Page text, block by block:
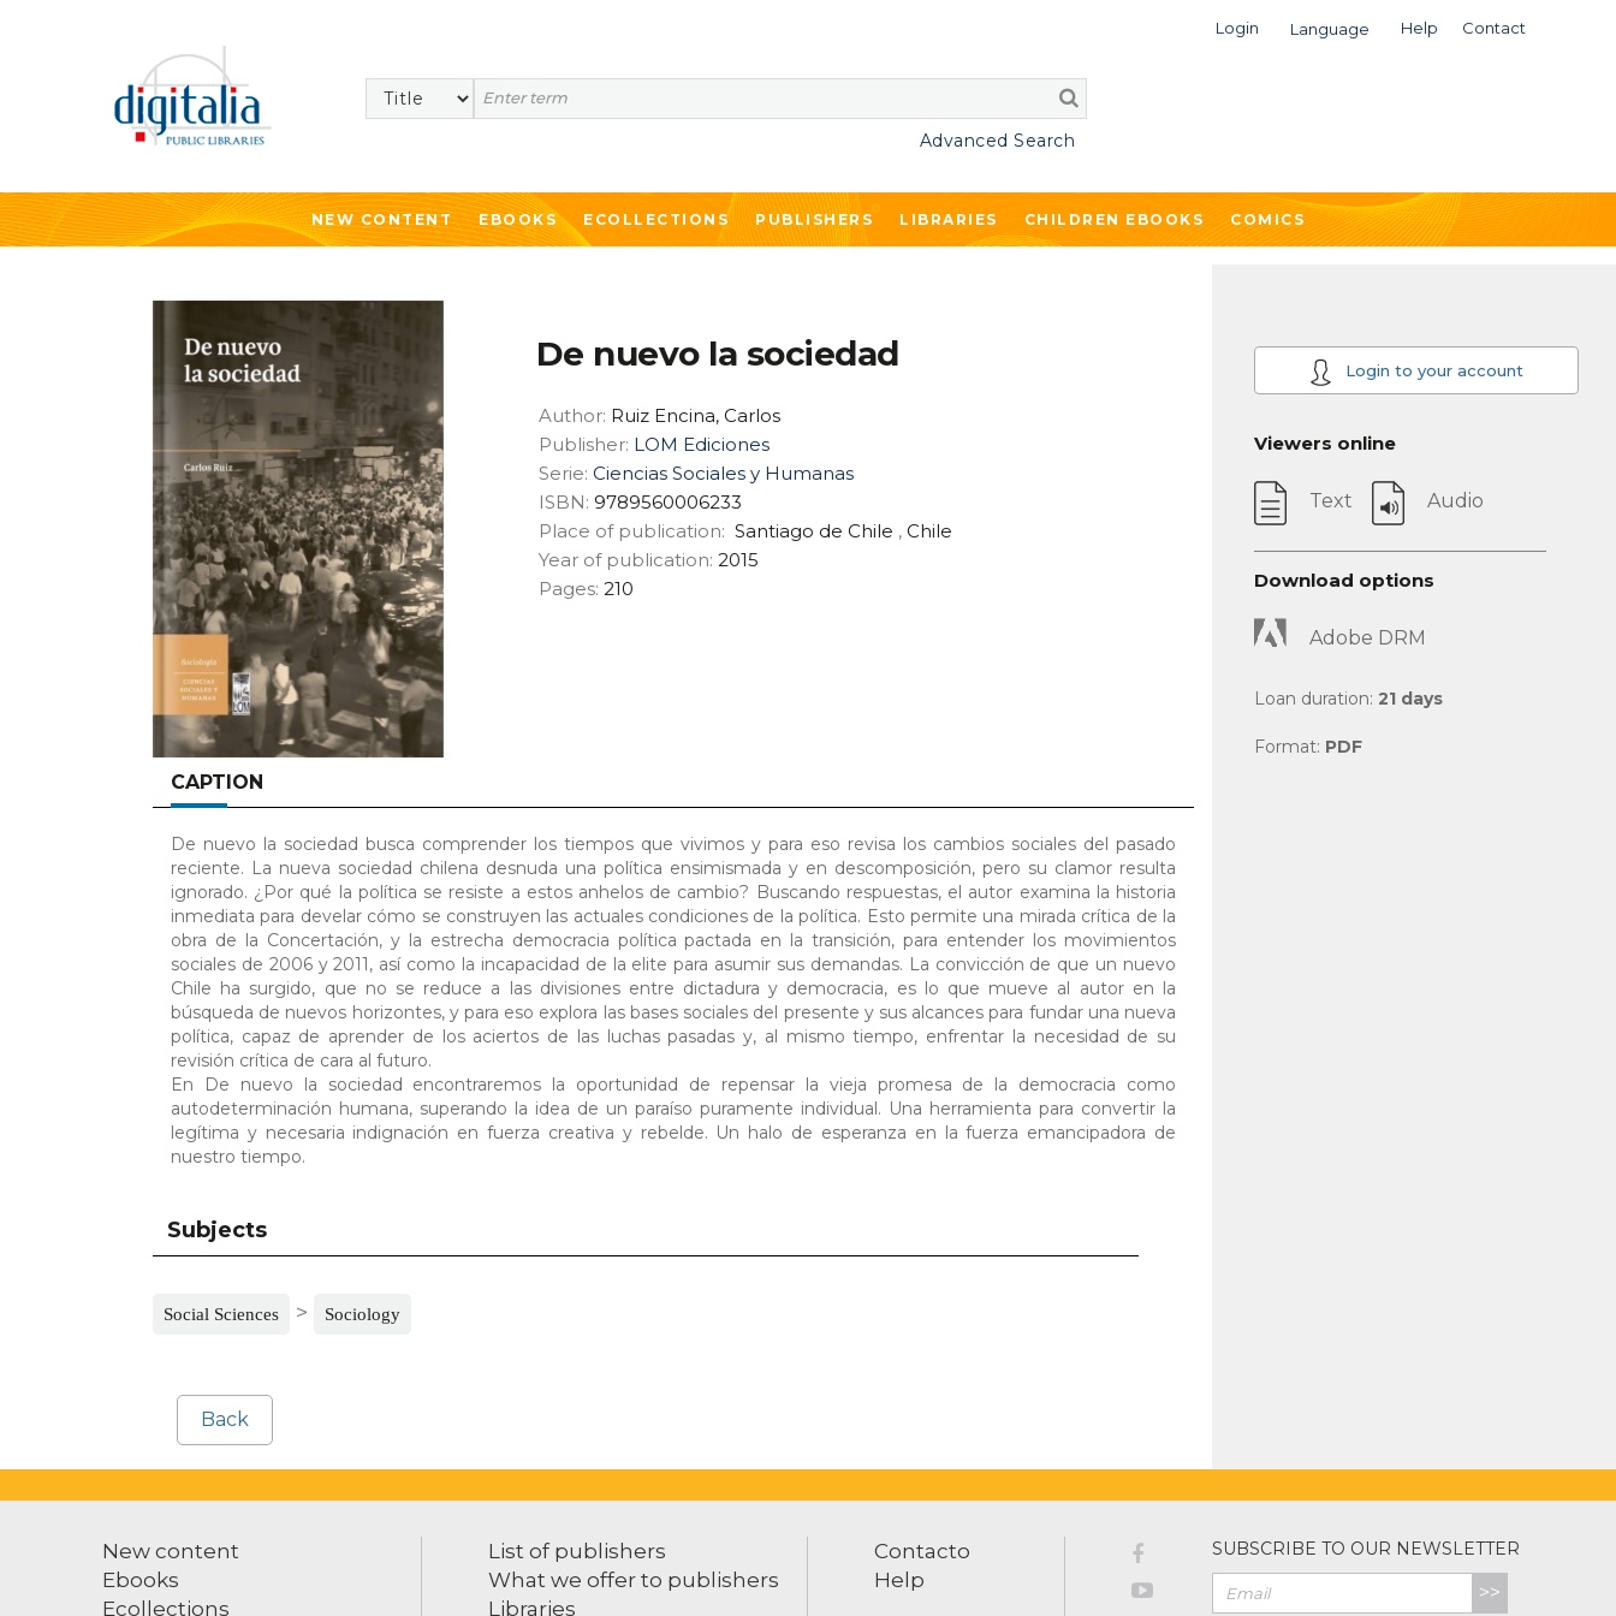
Login Language Help Contact
Search
Advanced Search
NEW CONTENT EBOOKS ECOLLECTIONS PUBLISHERS LIBRARIES CHILDREN EBOOKS COMICS
De nuevo la sociedad
Author: Ruiz Encina, Carlos
Publisher: LOM Ediciones
Serie: Ciencias Sociales y Humanas
ISBN: 9789560006233
Place of publication: Santiago de Chile , Chile
Year of publication: 2015
Pages: 210
CAPTION
De nuevo la sociedad busca comprender los tiempos que vivimos y para eso revisa los cambios sociales del pasado
reciente. La nueva sociedad chilena desnuda una política ensimismada y en descomposición, pero su clamor resulta
ignorado. ¿Por qué la política se resiste a estos anhelos de cambio? Buscando respuestas, el autor examina la historia
inmediata para develar cómo se construyen las actuales condiciones de la política. Esto permite una mirada crítica de la
obra de la Concertación, y la estrecha democracia política pactada en la transición, para entender los movimientos
sociales de 2006 y 2011, así como la incapacidad de la elite para asumir sus demandas. La convicción de que un nuevo
Chile ha surgido, que no se reduce a las divisiones entre dictadura y democracia, es lo que mueve al autor en la
búsqueda de nuevos horizontes, y para eso explora las bases sociales del presente y sus alcances para fundar una nueva
política, capaz de aprender de los aciertos de las luchas pasadas y, al mismo tiempo, enfrentar la necesidad de su
revisión crítica de cara al futuro.
En De nuevo la sociedad encontraremos la oportunidad de repensar la vieja promesa de la democracia como
autodeterminación humana, superando la idea de un paraíso puramente individual. Una herramienta para convertir la
legítima y necesaria indignación en fuerza creativa y rebelde. Un halo de esperanza en la fuerza emancipadora de
nuestro tiempo.
Subjects
Social Sciences > Sociology
Back
Login to your account
Viewers online
Text Audio
Download options
Adobe DRM
Loan duration: 21 days
Format: PDF
New content
Ebooks
Ecollections
List of publishers
What we offer to publishers
Libraries
Contacto
Help
SUBSCRIBE TO OUR NEWSLETTER
>>